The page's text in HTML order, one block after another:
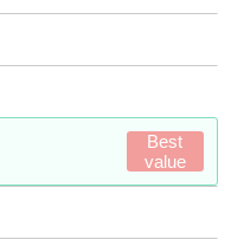
Best
value